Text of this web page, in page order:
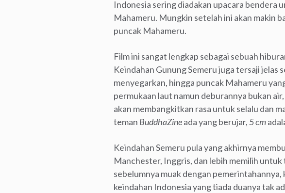
Indonesia sering diadakan upacara bendera
Mahameru. Mungkin setelah ini akan makin
puncak Mahameru.
Film ini sangat lengkap sebagai sebuah
Keindahan Gunung Semeru juga tersaji jelas
menyegarkan, hingga puncak Mahameru
permukaan laut namun deburannya bukan
akan membangkitkan rasa untuk selalu dan
teman BuddhaZineada yang berujar,5 cm
Keindahan Semeru pula yang akhirnya
Manchester, Inggris, dan lebih memilih
sebelumnya muak dengan
keindahan Indonesia yang tiada duanya tak